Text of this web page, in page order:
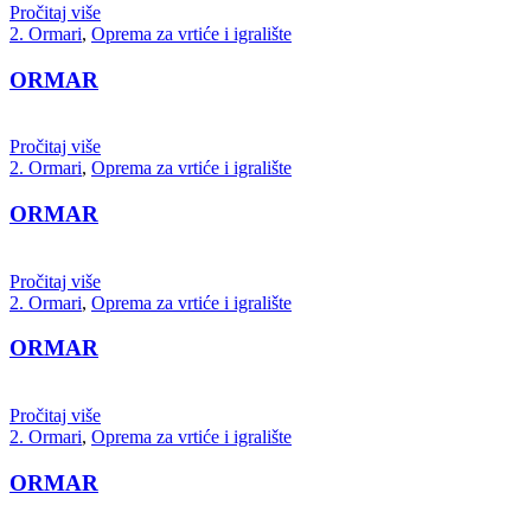
Pročitaj više
2. Ormari, Oprema za vrtiće i igralište
ORMAR
Pročitaj više
2. Ormari, Oprema za vrtiće i igralište
ORMAR
Pročitaj više
2. Ormari, Oprema za vrtiće i igralište
ORMAR
Pročitaj više
2. Ormari, Oprema za vrtiće i igralište
ORMAR